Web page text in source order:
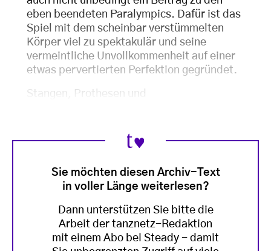
eben beendeten Paralympics. Dafür ist das
Spiel mit dem scheinbar verstümmelten
Körper viel zu spektakulär und seine
vermeintliche Unvollkommenheit auf einer
etwas pervertierten Perfektion gegründet.
Stangen, Prothesen und
Sie möchten diesen Archiv-Text
in voller Länge weiterlesen?
Dann unterstützen Sie bitte die
Arbeit der tanznetz-Redaktion
mit einem Abo bei Steady - damit